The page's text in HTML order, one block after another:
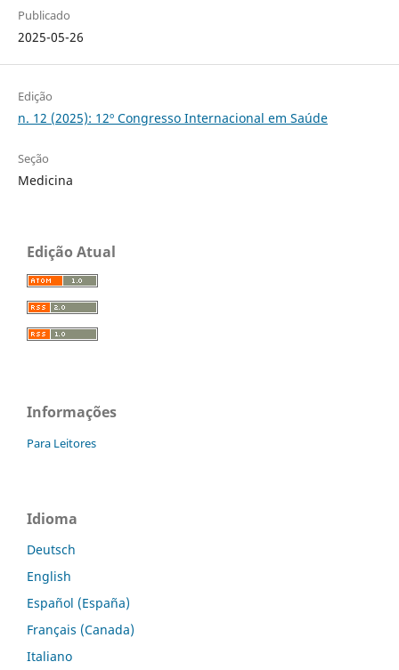
Publicado
2025-05-26
Edição
n. 12 (2025): 12º Congresso Internacional em Saúde
Seção
Medicina
Edição Atual
Informações
Para Leitores
Idioma
Deutsch
English
Español (España)
Français (Canada)
Italiano